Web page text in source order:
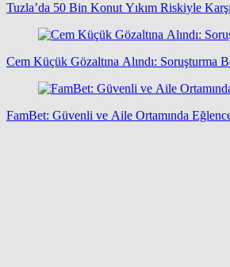
Tuzla’da 50 Bin Konut Yıkım Riskiyle
Cem Küçük Gözaltına Alındı: Soruşturma
FamBet: Güvenli ve Aile Ortamında